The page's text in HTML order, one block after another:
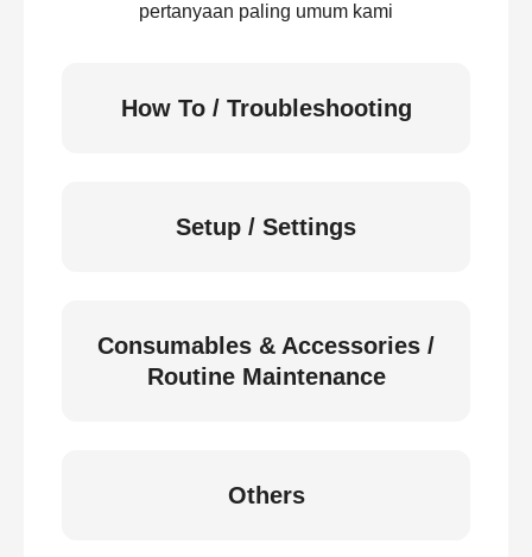
pertanyaan paling umum kami
How To / Troubleshooting
Setup / Settings
Consumables & Accessories /
Routine Maintenance
Others